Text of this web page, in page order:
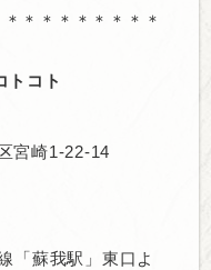
＊＊＊＊＊＊＊＊
トコト
宮崎1-22-14
「蘇我駅」東口よ